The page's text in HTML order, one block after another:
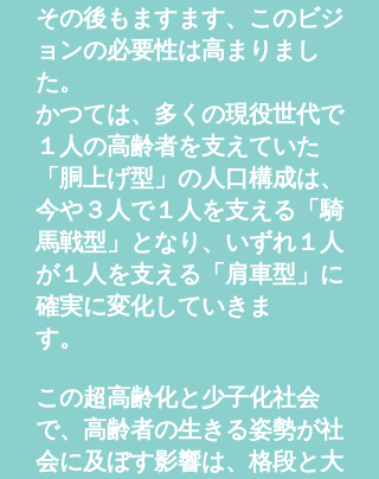
その後もますます、このビジ
ョンの必要性は高まりまし
た。
かつては、多くの現役世代で
１人の高齢者を支えていた
「胴上げ型」の人口構成は、
今や３人で１人を支える「騎
馬戦型」となり、いずれ１人
が１人を支える「肩車型」に
確実に変化していきま
す。
この超高齢化と少子化社会
で、高齢者の生きる姿勢が社
会に及ぼす影響は、格段と大